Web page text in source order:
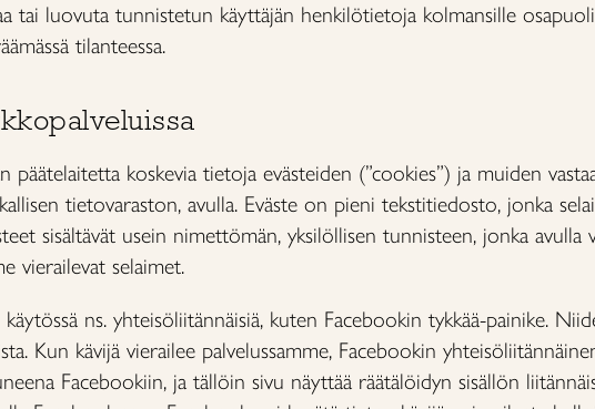
tai luovuta tunnistetun käyttäjän henkilötietoja kolmansille
tilanteessa.
päätelaitetta koskevia tietoja evästeiden (”cookies”) ja muiden
tietovaraston, avulla. Eväste on pieni tekstitiedosto, jonka
sisältävät usein nimettömän, yksilöllisen tunnisteen, jonka
vierailevat selaimet.
käytössä ns. yhteisöliitännäisiä, kuten Facebookin tykkää-painike.
Kun kävijä vierailee palvelussamme, Facebookin
Facebookiin, ja tällöin sivu näyttää räätälöidyn sisällön